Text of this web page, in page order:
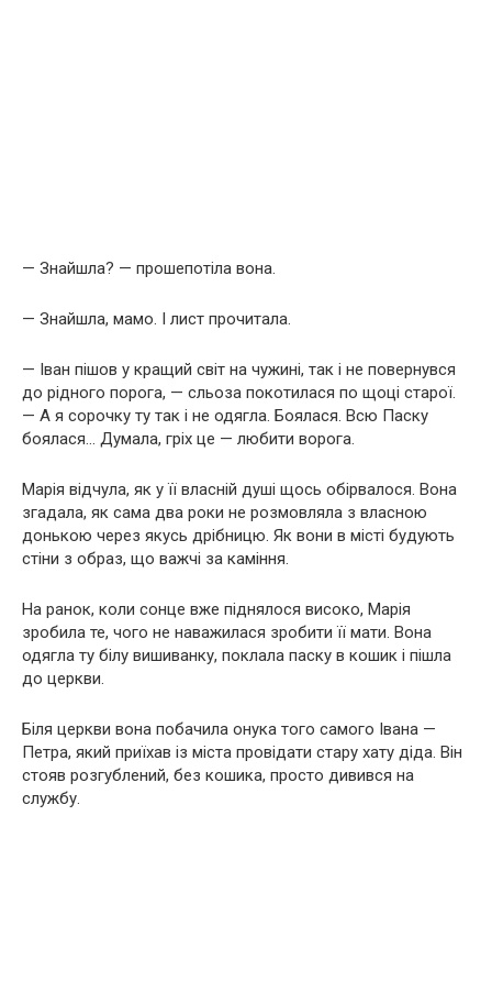
— Знайшла? — прошепотіла вона.
— Знайшла, мамо. І лист прочитала.
— Іван пішов у кращий світ на чужині, так і не повернувся
до рідного порога, — сльоза покотилася по щоці старої.
— А я сорочку ту так і не одягла. Боялася. Всю Паску
боялася… Думала, гріх це — любити ворога.
Марія відчула, як у її власній душі щось обірвалося. Вона
згадала, як сама два роки не розмовляла з власною
донькою через якусь дрібницю. Як вони в місті будують
стіни з образ, що важчі за каміння.
На ранок, коли сонце вже піднялося високо, Марія
зробила те, чого не наважилася зробити її мати. Вона
одягла ту білу вишиванку, поклала паску в кошик і пішла
до церкви.
Біля церкви вона побачила онука того самого Івана —
Петра, який приїхав із міста провідати стару хату діда. Він
стояв розгублений, без кошика, просто дивився на
службу.